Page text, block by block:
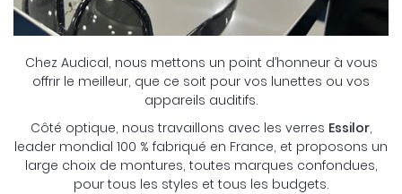
Chez Audical, nous mettons un point d’honneur à vous
offrir le meilleur, que ce soit pour vos lunettes ou vos
appareils auditifs.
Côté optique, nous travaillons avec les verres Essilor,
leader mondial 100 % fabriqué en France, et proposons un
large choix de montures, toutes marques confondues,
pour tous les styles et tous les budgets.